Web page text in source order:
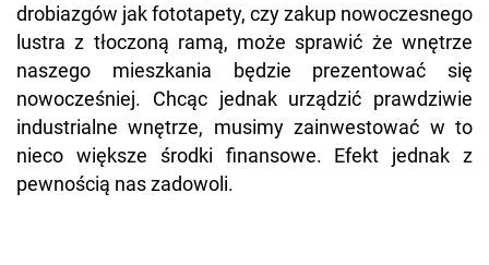
drobiazgów jak fototapety, czy zakup nowoczesnego
lustra z tłoczoną ramą, może sprawić że wnętrze
naszego mieszkania będzie prezentować się
nowocześniej. Chcąc jednak urządzić prawdziwie
industrialne wnętrze, musimy zainwestować w to
nieco większe środki finansowe. Efekt jednak z
pewnością nas zadowoli.